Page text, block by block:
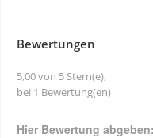
Bewertungen
5,00 von 5 Stern(e),
bei 1 Bewertung(en)
Hier Bewertung abgeben: